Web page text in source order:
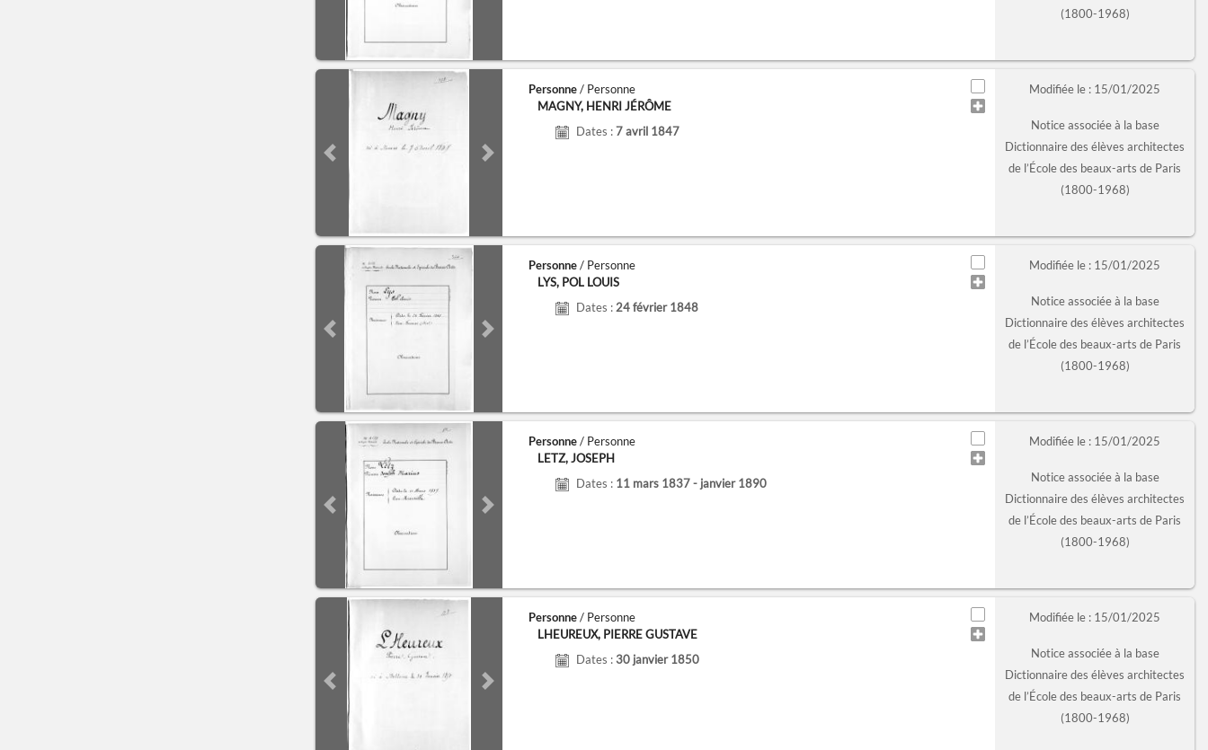
(1800-1968)
Previous slide Next slide
Personne/ Personne
MAGNY, HENRI JÉRÔME
Dates :7 avril 1847
Modifiée le : 15/01/2025
Notice associée à la base
Dictionnaire des élèves architectes
de l’École des beaux-arts de Paris
(1800-1968)
Previous slide Next slide
Personne/ Personne
LYS, POL LOUIS
Dates : 24 février 1848
Modifiée le : 15/01/2025
Notice associée à la base
Dictionnaire des élèves architectes
de l’École des beaux-arts de Paris
(1800-1968)
Previous slide Next slide
Personne/ Personne
LETZ, JOSEPH
Dates : 11 mars 1837 - janvier 1890
Modifiée le : 15/01/2025
Notice associée à la base
Dictionnaire des élèves architectes
de l’École des beaux-arts de Paris
(1800-1968)
Previous slide Next slide
Personne/ Personne
LHEUREUX, PIERRE GUSTAVE
Dates :30 janvier 1850
Modifiée le : 15/01/2025
Notice associée à la base
Dictionnaire des élèves architectes
de l’École des beaux-arts de Paris
(1800-1968)